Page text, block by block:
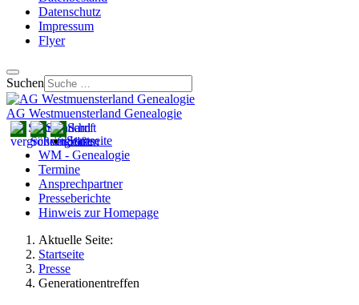
Datenschutz
Impressum
Flyer
Suchen
AG Westmuensterland Genealogie
Startseite
WM - Genealogie
Termine
Ansprechpartner
Presseberichte
Hinweis zur Homepage
Aktuelle Seite:
Startseite
Presse
Generationentreffen